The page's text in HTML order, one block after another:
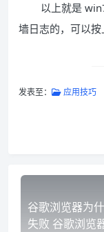
以上就是
墙日志的，可以按
发表至： 应用技巧
谷歌浏览器为
失败 谷歌浏览